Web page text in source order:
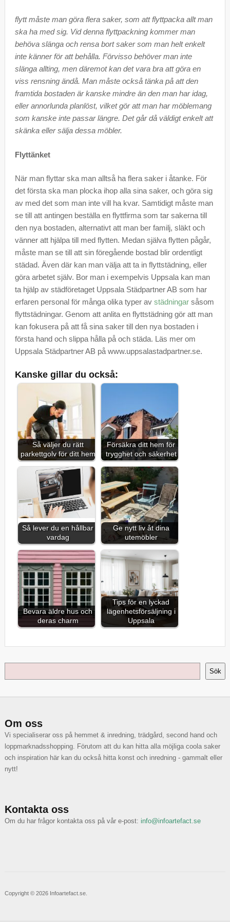
flytt måste man göra flera saker, som att flyttpacka allt man
ska ha med sig. Vid denna flyttpackning kommer man
behöva slänga och rensa bort saker som man helt enkelt
inte känner för att behålla. Förvisso behöver man inte
slänga allting, men däremot kan det vara bra att göra en
viss rensning ändå. Man måste också tänka på att den
framtida bostaden är kanske mindre än den man har idag,
eller annorlunda planlöst, vilket gör att man har möblemang
som kanske inte passar längre. Det går då väldigt enkelt att
skänka eller sälja dessa möbler.
Flyttänket
När man flyttar ska man alltså ha flera saker i åtanke. För
det första ska man plocka ihop alla sina saker, och göra sig
av med det som man inte vill ha kvar. Samtidigt måste man
se till att antingen beställa en flyttfirma som tar sakerna till
den nya bostaden, alternativt att man ber familj, släkt och
vänner att hjälpa till med flytten. Medan själva flytten pågår,
måste man se till att sin föregående bostad blir ordentligt
städad. Även där kan man välja att ta in flyttstädning, eller
göra arbetet själv. Bor man i exempelvis Uppsala kan man
ta hjälp av städföretaget Uppsala Städpartner AB som har
erfaren personal för många olika typer av städningarsåsom
flyttstädningar. Genom att anlita en flyttstädning gör att man
kan fokusera på att få sina saker till den nya bostaden i
första hand och slippa hålla på och städa. Läs mer om
Uppsala Städpartner AB på www.uppsalastadpartner.se.
Kanske gillar du också:
Så väljer du rätt
parkettgolv för ditt hem
Försäkra ditt hem för
trygghet och säkerhet
Så lever du en hållbar
vardag
Ge nytt liv åt dina
utemöbler
Bevara äldre hus och
deras charm
Tips för en lyckad
lägenhetsförsäljning i
Uppsala
Sök
Om oss
Vi specialiserar oss på hemmet & inredning, trädgård, second hand och
loppmarknadsshopping. Förutom att du kan hitta alla möjliga coola saker
och inspiration här kan du också hitta konst och inredning - gammalt eller
nytt!
Kontakta oss
Om du har frågor kontakta oss på vår e-post: info@infoartefact.se
Copyright © 2026 Infoartefact.se.